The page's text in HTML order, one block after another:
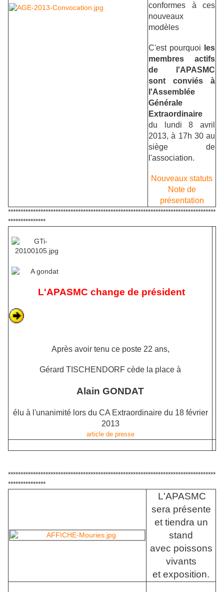
conformes
à
ces
nouveaux
modèles
C'est pourquoi
les
membres actifs
de l'APASMC
sont conviés à
l'Assemblée
Générale
Extraordinaire
du lundi 8 avril
2013, à 17h 30 au
siège de
l'association.
Nouveaux statuts
Note de
présentation
***********************************************************************************
***************
L'APASMC change de président
Après avoir tenu ce poste 22 ans,
Gérard TISCHENDORF cède la place à
Alain GONDAT
élu à l'unanimité lors du CA Extraordinaire du 18 février
2013
article de presse
***********************************************************************************
***************
L'APASMC
sera présente
et tiendra un
stand
avec poissons
vivants
et exposition.